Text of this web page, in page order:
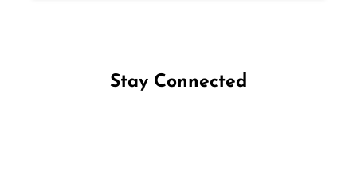
Stay Connected